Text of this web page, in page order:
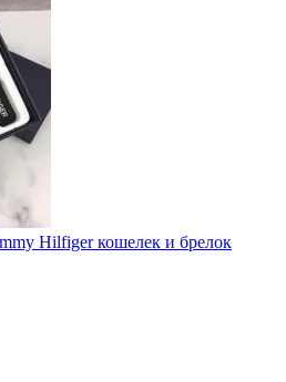
Hilfiger кошелек и брелок